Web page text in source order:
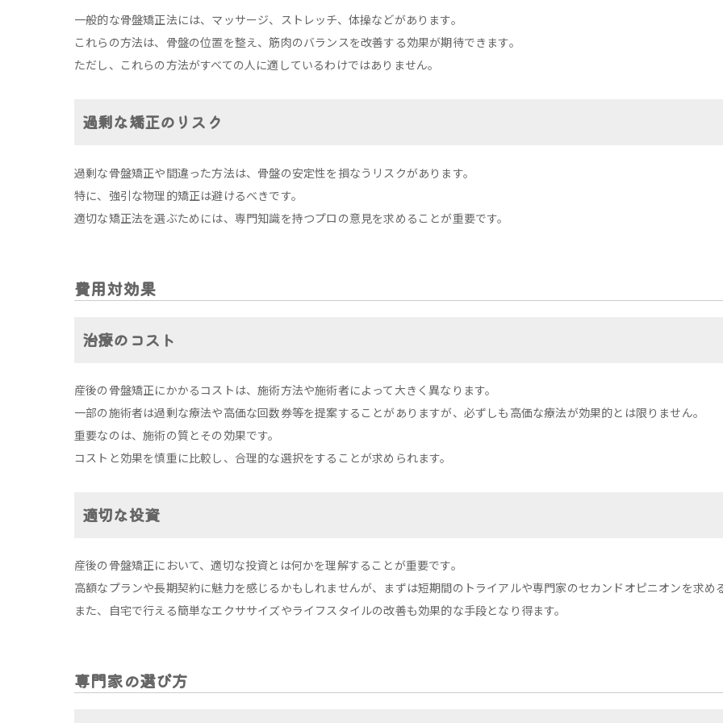
一般的な骨盤矯正法には、マッサージ、ストレッチ、体操などがあります。
これらの方法は、骨盤の位置を整え、筋肉のバランスを改善する効果が期待できます。
ただし、これらの方法がすべての人に適しているわけではありません。
過剰な矯正のリスク
過剰な骨盤矯正や間違った方法は、骨盤の安定性を損なうリスクがあります。
特に、強引な物理的矯正は避けるべきです。
適切な矯正法を選ぶためには、専門知識を持つプロの意見を求めることが重要です。
費用対効果
治療のコスト
産後の骨盤矯正にかかるコストは、施術方法や施術者によって大きく異なります。
一部の施術者は過剰な療法や高価な回数券等を提案することがありますが、必ずしも高価な療法が効果的とは限りません。
重要なのは、施術の質とその効果です。
コストと効果を慎重に比較し、合理的な選択をすることが求められます。
適切な投資
産後の骨盤矯正において、適切な投資とは何かを理解することが重要です。
高額なプランや長期契約に魅力を感じるかもしれませんが、まずは短期間のトライアルや専門家のセカンドオピニオンを求め
また、自宅で行える簡単なエクササイズやライフスタイルの改善も効果的な手段となり得ます。
専門家の選び方